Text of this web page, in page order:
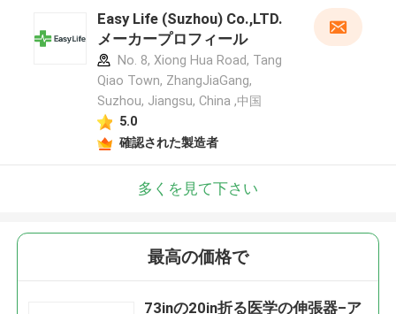
Easy Life (Suzhou) Co.,LTD.
メーカープロフィール
No. 8, Xiong Hua Road, Tang
Qiao Town, ZhangJiaGang,
Suzhou, Jiangsu, China ,中国
5.0
確認された製造者
多くを見て下さい
最高の価格で
73inの20in折る医学の伸張器–ア